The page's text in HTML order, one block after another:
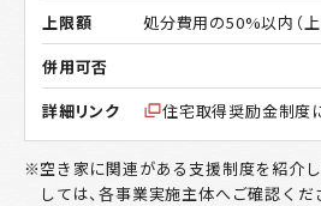
処分費用の50%以内（上
住宅取得奨励金制度
空き家に関連がある支援制度を紹介
しては、各事業実施主体へご確認くだ